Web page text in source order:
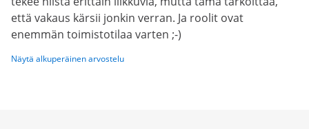
että vakaus kärsii jonkin verran. Ja roolit ovat
enemmän toimistotilaa varten ;-)
Näytä alkuperäinen arvostelu